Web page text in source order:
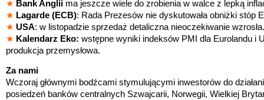
★ Bank Anglii ma jeszcze wiele do zrobienia w walce z lepką
★ Lagarde (ECB): Rada Prezesów nie dyskutowała obniżki stóp
★ USA: w listopadzie sprzedaż detaliczna nieoczekiwanie wzrosła.
★ Kalendarz Eko: wstępne wyniki indeksów PMI dla Eurolandu i
produkcja przemysłowa.
Za nami
Wczoraj głównymi bodźcami stymulującymi inwestorów do
posiedzeń banków centralnych Szwajcarii, Norwegii, Wielkiej